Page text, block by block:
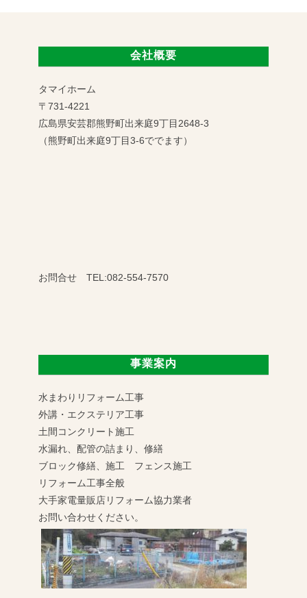
会社概要
タマイホーム
〒731-4221
広島県安芸郡熊野町出来庭9丁目2648-3
（熊野町出来庭9丁目3-6ででます）
お問合せ TEL:082-554-7570
事業案内
水まわりリフォーム工事
外講・エクステリア工事
土間コンクリート施工
水漏れ、配管の詰まり、修繕
ブロック修繕、施工 フェンス施工
リフォーム工事全般
大手家電量販店リフォーム協力業者
お問い合わせください。